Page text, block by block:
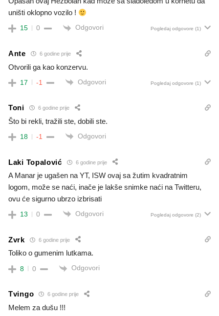
uništi oklopno vozilo !
15 0 Odgovori Pogledaj odgovore (1)
Ante 6 godine prije
Otvorili ga kao konzervu.
17 -1 Odgovori Pogledaj odgovore (1)
Toni 6 godine prije
Što bi rekli, tražili ste, dobili ste.
18 -1 Odgovori
Laki Topalović 6 godine prije
A Manar je ugašen na YT, ISW ovaj sa žutim kvadratnim
logom, može se naći, inače je lakše snimke naći na Twitteru,
ovu će sigurno ubrzo izbrisati
13 0 Odgovori Pogledaj odgovore (2)
Zvrk 6 godine prije
Toliko o gumenim lutkama.
8 0 Odgovori
Tvingo 6 godine prije
Melem za dušu !!!